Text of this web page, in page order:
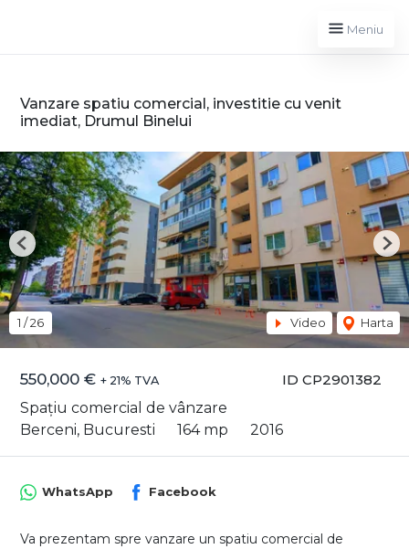
Meniu
Vanzare spatiu comercial, investitie cu venit
imediat, Drumul Binelui
ID CP2901382
550,000 € + 21% TVA
Spațiu comercial de vânzare
Berceni, Bucuresti
164 mp 2016
1 /26 Video Harta
Previous
WhatsApp Facebook
Va prezentam spre vanzare un spatiu comercial de